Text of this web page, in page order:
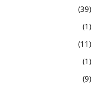
39
1
11
1
9